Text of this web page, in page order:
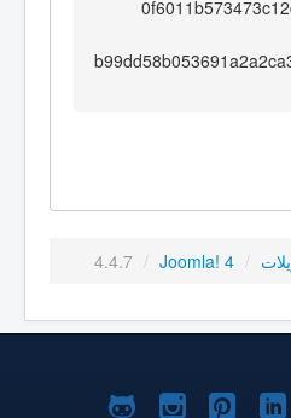
/
Joomla! 4
/
4.4.7
Joomla!
Joomla!
Joomla!
Joomla!